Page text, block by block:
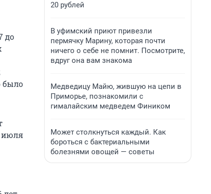
до
было
июля
20 рублей
В уфимский приют привезли
пермячку Марину, которая почти
ничего о себе не помнит. Посмотрите,
вдруг она вам знакома
Медведицу Майю, жившую на цепи в
Приморье, познакомили с
гималайским медведем Фиником
Может столкнуться каждый. Как
бороться с бактериальными
болезнями овощей — советы